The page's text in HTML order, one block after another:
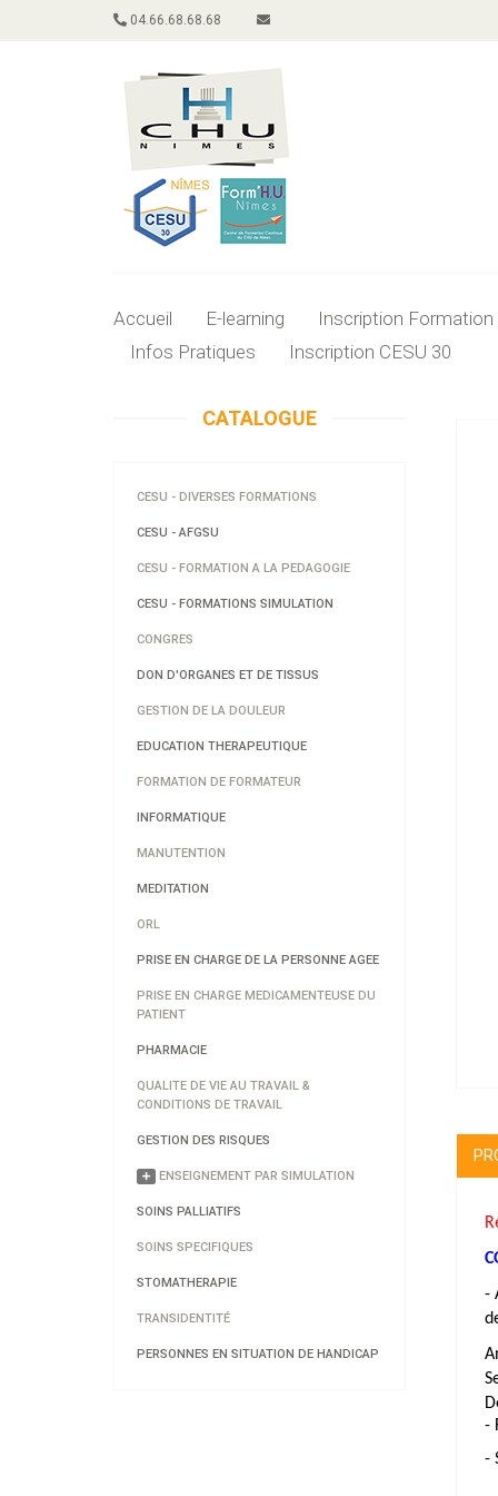
04.66.68.68.68
Accueil E-learning Inscription Formation
Infos Pratiques
Inscription CESU 30
CATALOGUE
CESU - DIVERSES FORMATIONS
CESU - AFGSU
CESU - FORMATION A LA PEDAGOGIE
CESU - FORMATIONS SIMULATION
CONGRES
DON D'ORGANES ET DE TISSUS
GESTION DE LA DOULEUR
EDUCATION THERAPEUTIQUE
FORMATION DE FORMATEUR
INFORMATIQUE
MANUTENTION
MEDITATION
ORL
PRISE EN CHARGE DE LA PERSONNE AGEE
PRISE EN CHARGE MEDICAMENTEUSE DU
PATIENT
PHARMACIE
QUALITE DE VIE AU TRAVAIL &
CONDITIONS DE TRAVAIL
GESTION DES RISQUES
ENSEIGNEMENT PAR SIMULATION
SOINS PALLIATIFS
SOINS SPECIFIQUES
STOMATHERAPIE
TRANSIDENTITÉ
PERSONNES EN SITUATION DE HANDICAP
-
-
-